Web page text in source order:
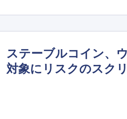
ステーブルコイン、
対象にリスクのスク